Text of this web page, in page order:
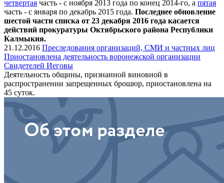
четвертая часть - с ноября 2013 года по конец 2014-го, а пятая
часть - с января по декабрь 2015 года. Последнее обновление
шестой части списка от 23 декабря 2016 года касается
действий прокуратуры Октябрьского района Республики
Калмыкия.
21.12.2016 Преследования организаций, СМИ и частных лиц
Приостановлена деятельность воронежской организации
Свидетелей Иеговы
Деятельность общины, признанной виновной в
распространении запрещенных брошюр, приостановлена на
45 суток.